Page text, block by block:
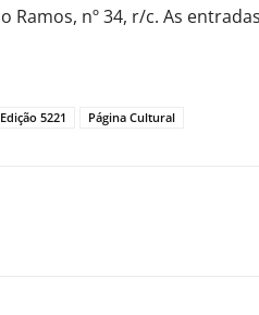
Ramos, nº 34, r/c. As
Edição 5221 Página Cultural